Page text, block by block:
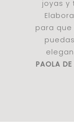
joyas y
para
PAOLA DE